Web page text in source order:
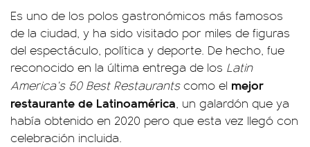
Es uno de los polos gastronómicos más famosos
de la ciudad, y ha sido visitado por miles de figuras
del espectáculo, política y deporte. De hecho, fue
reconocido en la última entrega de los Latin
America’s 50 Best Restaurantscomo el mejor
restaurante de Latinoamérica, un galardón que ya
había obtenido en 2020 pero que esta vez llegó con
celebración incluida.